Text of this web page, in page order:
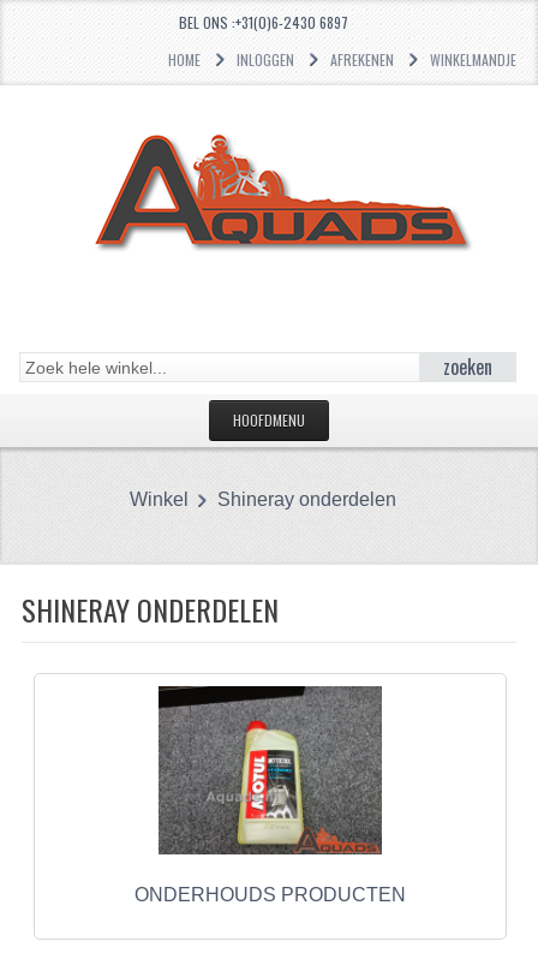
BEL ONS :+31(0)6-2430 6897
HOME
INLOGGEN AFREKENEN WINKELMANDJE
zoeken
HOOFDMENU
CFMOTO 500-5
CFMOTO 500-A/2A / GOES 520
BRANDSTOF SYSTEEM
LAGERS
PAKKINGEN
PLASTIC PARTS
Winkel Shineray onderdelen
SHINERAY ONDERDELEN
ONDERHOUDS PRODUCTEN